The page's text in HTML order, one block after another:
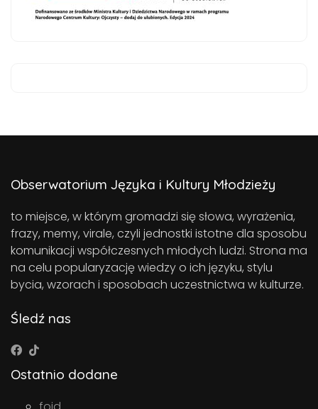
Obserwatorium Języka i Kultury Młodzieży
to miejsce, w którym gromadzi się słowa, wyrażenia,
frazy, memy, virale, czyli jednostki istotne dla sposobu
komunikacji współczesnych młodych ludzi. Strona ma
na celu popularyzację wiedzy o ich języku, stylu
bycia, wzorach i sposobach uczestnictwa w kulturze.
Śledź nas
Ostatnio dodane